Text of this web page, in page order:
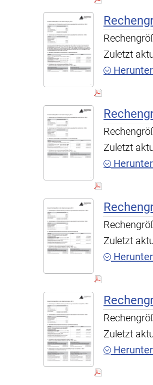
Zuletzt
Zuletzt
Zuletzt
Zuletzt